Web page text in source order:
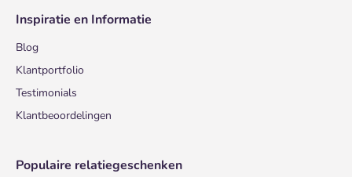
Inspiratie en Informatie
Blog
Klantportfolio
Testimonials
Klantbeoordelingen
Populaire relatiegeschenken